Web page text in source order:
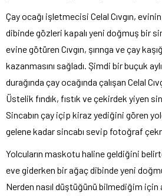
Çay ocağı işletmecisi Celal Cıvgın,
dibinde gözleri kapalı yeni doğmuş bir
evine götüren Cıvgın, şırınga ve çay
kazanmasını sağladı. Şimdi bir buçuk
durağında çay ocağında çalışan Celal
Üstelik fındık, fıstık ve çekirdek yiyen
Sincabın çay içip kiraz yediğini gören
gelene kadar sincabı sevip fotoğraf
Yolcuların maskotu haline geldiğini
eve giderken bir ağaç dibinde yeni
Nerden nasıl düştüğünü bilmediğim için